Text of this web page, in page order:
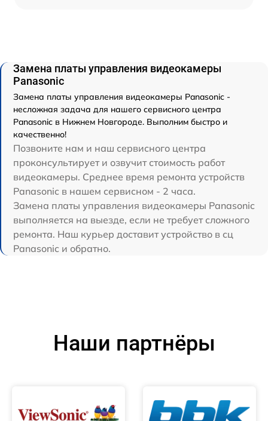
Замена платы управления видеокамеры
Panasonic
Замена платы управления видеокамеры Panasonic -
несложная задача для нашего сервисного центра
Panasonic в Нижнем Новгороде. Выполним быстро и
качественно!
Позвоните нам и наш сервисного центра
проконсультирует и озвучит стоимость работ
видеокамеры. Среднее время ремонта устройств
Panasonic в нашем сервисном - 2 часа.
Замена платы управления видеокамеры Panasonic
выполняется на выезде, если не требует сложного
ремонта. Наш курьер доставит устройство в сц
Panasonic и обратно.
Наши партнёры